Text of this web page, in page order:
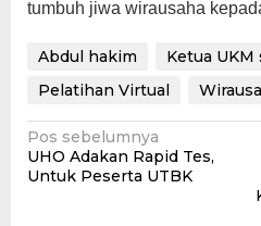
tumbuh jiwa wirausaha
Abdul hakim
Ketua UKM
Pelatihan Virtual
Navigasi
pos
Pos sebelumnya
UHO Adakan Rapid Tes,
Untuk Peserta UTBK